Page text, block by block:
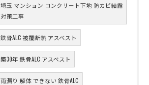
埼玉 マンション コンクリート下地 防カビ結露
対策工事
鉄骨ALC 被覆断熱 アスベスト
築30年 鉄骨ALC アスベスト
雨漏り 解体 できない 鉄骨ALC